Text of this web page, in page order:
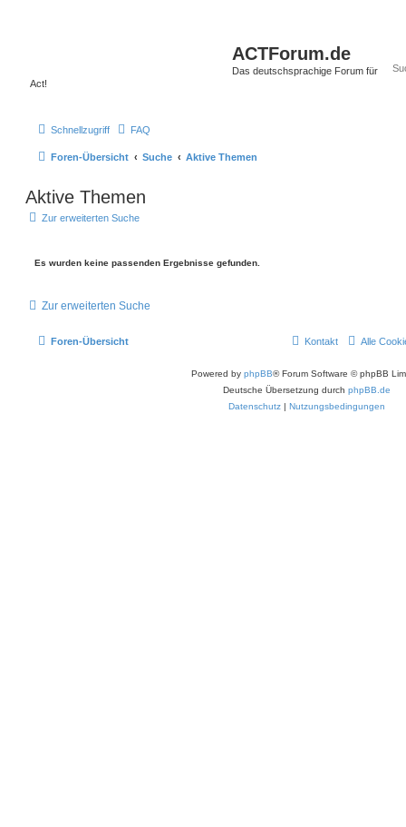
ACTForum.de
Das deutschsprachige Forum für
Act!
Schnellzugriff FAQ
Foren-Übersicht Suche Aktive Themen
Aktive Themen
Zur erweiterten Suche
Es wurden keine passenden Ergebnisse gefunden.
Zur erweiterten Suche
Foren-Übersicht Alle
Kontakt
Powered by phpBB® Forum Software © phpBB
Deutsche Übersetzung durch phpBB.de
Datenschutz| Nutzungsbedingungen